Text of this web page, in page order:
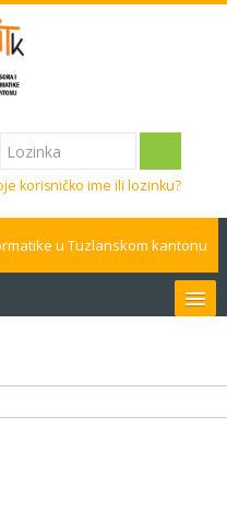
Prijavite
korisničko ime ili lozinku?
u Tuzlanskom kantonu